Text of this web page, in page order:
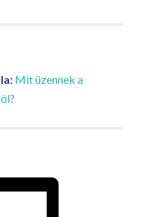
: Mit üzennek a